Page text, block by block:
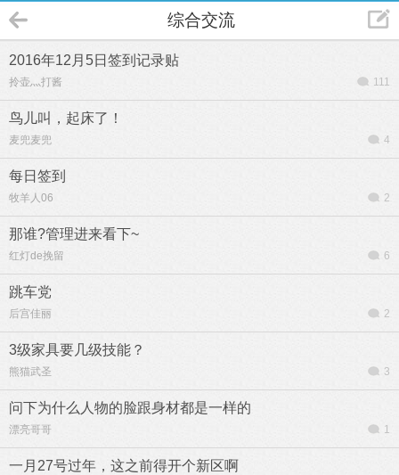
综合交流
2016年12月5日签到记录贴
拎壶灬打酱 111
鸟儿叫，起床了！
麦兜麦兜 4
每日签到
牧羊人06 2
那谁?管理进来看下~
红灯de挽留 6
跳车党
后宫佳丽 2
3级家具要几级技能？
熊猫武圣 3
问下为什么人物的脸跟身材都是一样的
漂亮哥哥 1
一月27号过年，这之前得开个新区啊